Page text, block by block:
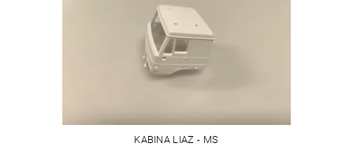
KABINA LIAZ - MS